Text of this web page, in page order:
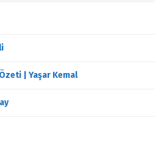
| Yaşar Kemal